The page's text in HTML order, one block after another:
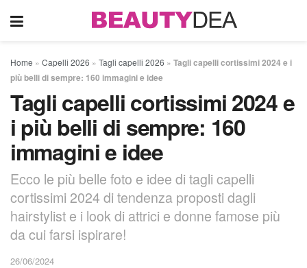
Home » Capelli 2026 » Tagli capelli 2026 » Tagli capelli cortissimi 2024 e i
più belli di sempre: 160 immagini e idee
Tagli capelli cortissimi 2024 e
i più belli di sempre: 160
immagini e idee
Ecco le più belle foto e idee di tagli capelli
cortissimi 2024 di tendenza proposti dagli
hairstylist e i look di attrici e donne famose più
da cui farsi ispirare!
26/06/2024